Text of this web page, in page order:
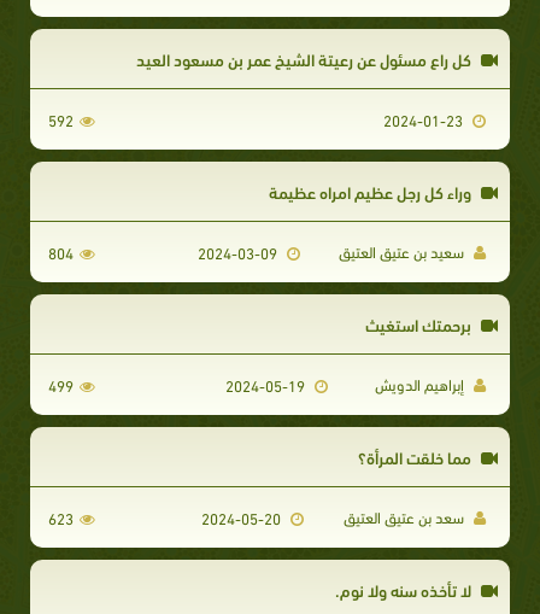
كل راع مسئول عن رعيتة الشيخ عمر بن مسعود العيد
592
وراء كل رجل عظيم امراه عظيمة
سعيد بن عتيق العتيق 804
برحمتك استغيث
إبراهيم الدويش 2024-05-19
499
مما خلقت المرأة؟
سعد بن عتيق العتيق 623
لا تأخذه سنه ولا نوم.